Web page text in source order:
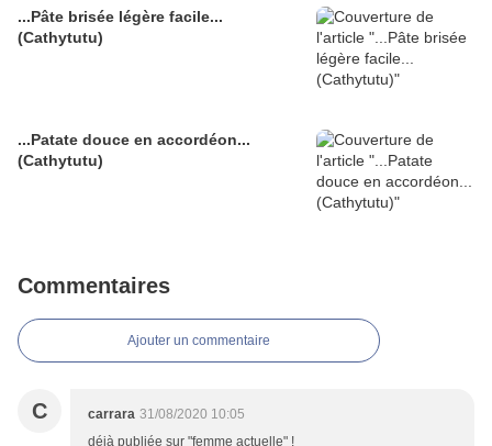
...Pâte brisée légère facile...
(Cathytutu)
...Patate douce en accordéon...
(Cathytutu)
Commentaires
Ajouter un commentaire
C carrara 31/08/2020 10:05
déjà publiée sur "femme actuelle" !